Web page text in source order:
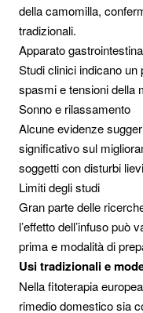
della camomilla,
tradizionali.
Apparato
Studi clinici indicano
spasmi e tensioni della
Sonno e rilassamento
Alcune evidenze
significativo sul
soggetti con disturbi
Limiti degli studi
Gran parte delle
l’effetto dell’infuso può
prima e modalità di
Usi tradizionali e
Nella fitoterapia
rimedio domestico sia